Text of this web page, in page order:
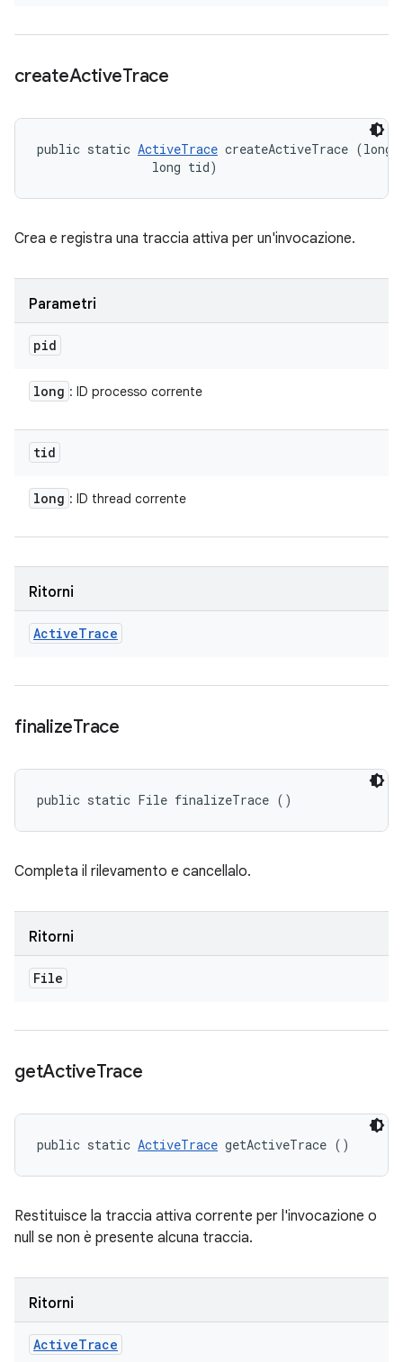
createActiveTrace
public static ActiveTrace createActiveTrace
                long tid)
Crea e registra una traccia attiva per un'invocazione.
Parametri
pid
long : ID processo corrente
tid
long : ID thread corrente
Ritorni
ActiveTrace
finalizeTrace
public static File finalizeTrace ()
Completa il rilevamento e cancellalo.
Ritorni
File
getActiveTrace
public static ActiveTrace getActiveTrace ()
Restituisce la traccia attiva corrente per l'invocazione o
null se non è presente alcuna traccia.
Ritorni
ActiveTrace